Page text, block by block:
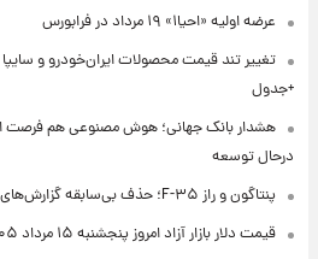
عرضه اولیه «احیا۱» ۱۹ مرداد در فرابورس
+جدول
هشدار بانک جهانی؛ هوش مصنوعی هم فرصت
درحال توسعه
پنتاگون و راز F-۳۵؛ حذف بی‌سابقه گزارش‌های عملکرد جنگنده‌های نسل پنجم
قیمت دلار بازار آزاد امروز پنجشنبه ۱۵ مرداد ۱۴۰۵ +جدول